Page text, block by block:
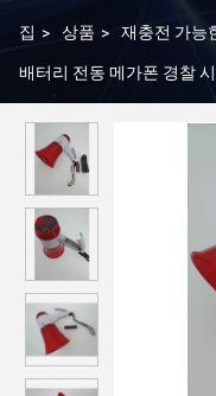
집 > 상품 > 재충전 가능
배터리 전동 메가폰 경찰